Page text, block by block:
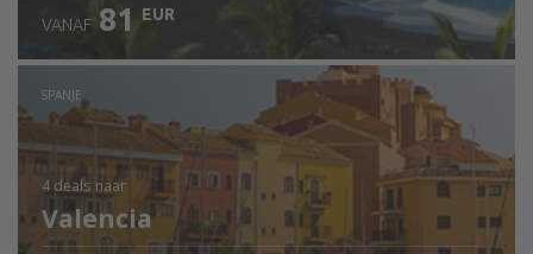
VANAF 81 EUR
SPANJE
4 deals naar
Valencia